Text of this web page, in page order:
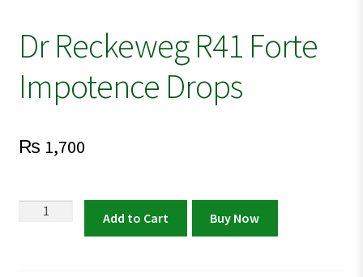
Dr Reckeweg R41 Forte
Impotence Drops
₨ 1,700
Add to Cart Buy Now